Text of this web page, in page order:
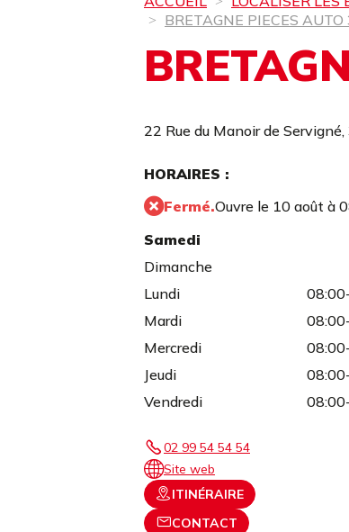
BRETAGNE PIECES AUTO
22 Rue du Manoir de Servigné,
HORAIRES :
Fermé.Ouvre le 10 août à
Samedi
Dimanche
Lundi
Mardi
Mercredi
Jeudi
Vendredi
02 99 54 54 54
Site web
ITINÉRAIRE
CONTACT